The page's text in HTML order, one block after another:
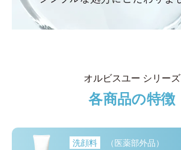
オルビスユー シリーズ
各商品の特徴
洗顔料 （医薬部外品）